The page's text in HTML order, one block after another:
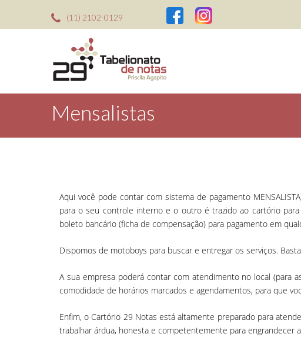
(11) 2102-0129
Mensalistas
Aqui você pode contar com sistema de pagamento
para o seu controle interno e o outro é trazido ao cartório
boleto bancário (ficha de compensação) para pagamento em
Dispomos de motoboys para buscar e entregar os serviços.
A sua empresa poderá contar com atendimento no local (para
comodidade de horários marcados e agendamentos, para que
Enfim, o Cartório 29 Notas está altamente preparado para
trabalhar árdua, honesta e competentemente para engrandecer